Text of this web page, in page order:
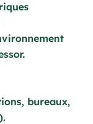
bureaux,